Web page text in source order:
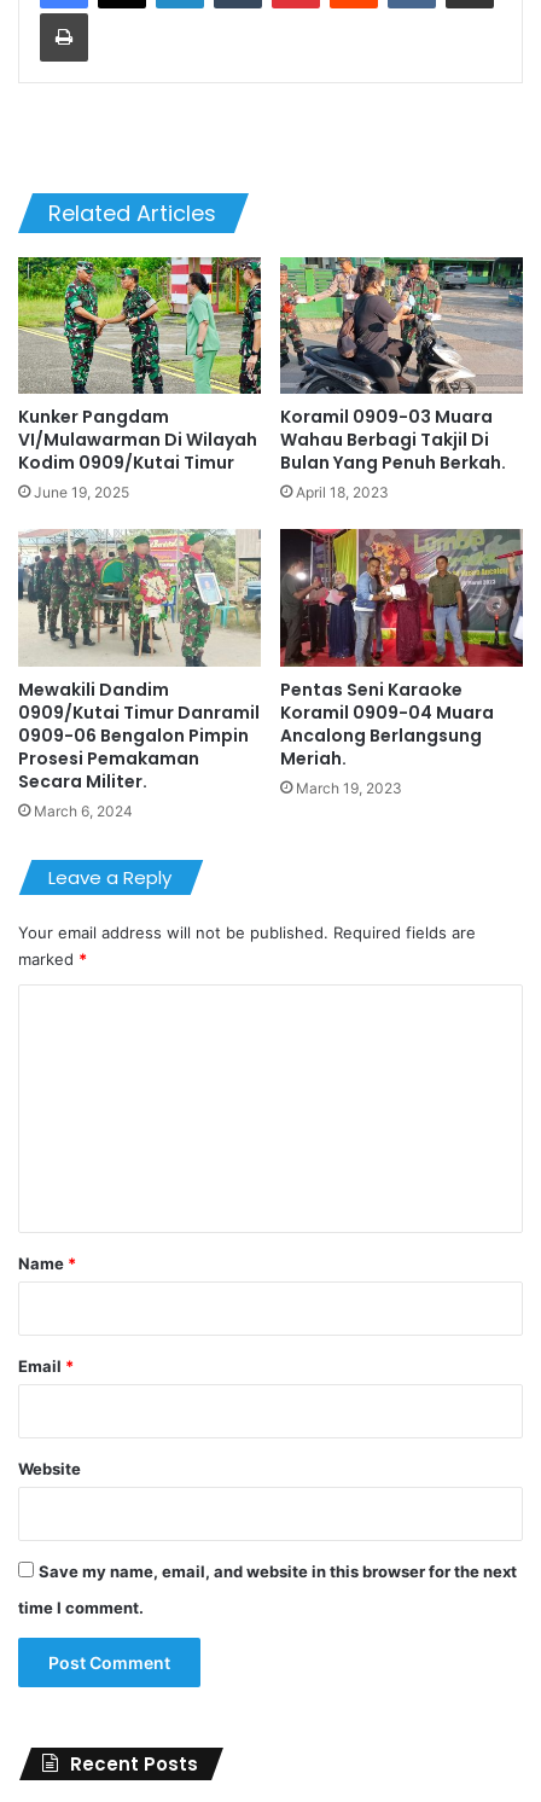
Print
Related Articles
Kunker Pangdam
VI/Mulawarman Di Wilayah
Kodim 0909/Kutai Timur
June 19, 2025
Koramil 0909-03 Muara
Wahau Berbagi Takjil Di
Bulan Yang Penuh Berkah.
April 18, 2023
Mewakili Dandim
0909/Kutai Timur Danramil
0909-06 Bengalon Pimpin
Prosesi Pemakaman
Secara Militer.
March 6, 2024
Pentas Seni Karaoke
Koramil 0909-04 Muara
Ancalong Berlangsung
Meriah.
March 19, 2023
Leave a Reply
Your email address will not be published. Required fields are
marked *
*
Name *
Email *
Website
Save my name, email, and website in this browser for the next
time I comment.
Recent Posts